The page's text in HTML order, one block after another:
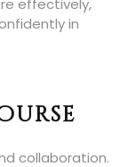
effectively,
in
collaboration.